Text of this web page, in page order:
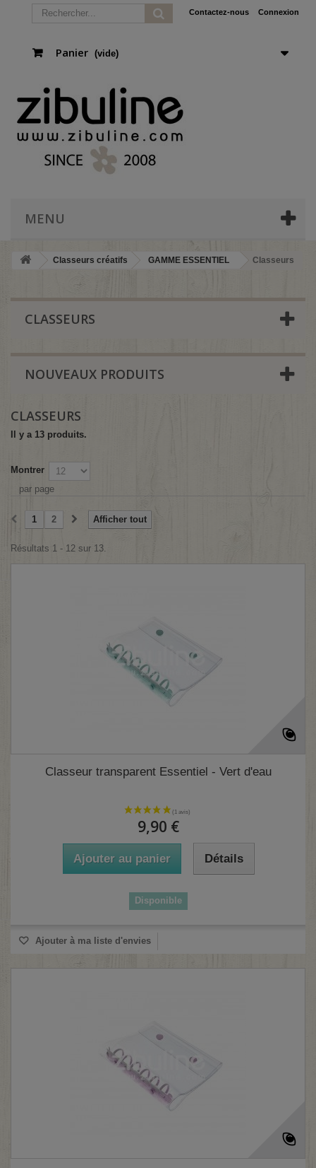
Connexion
Contactez-nous
Panier (vide)
MENU
Classeurs créatifs GAMME ESSENTIEL Classeurs
CLASSEURS
NOUVEAUX PRODUITS
CLASSEURS
Il y a 13 produits.
Montrer
par page
Afficher tout
1 2
Résultats 1 - 12 sur 13.
Classeur transparent Essentiel - Vert d'eau
9,90 €
Ajouter au panier Détails
Disponible
Ajouter à ma liste d'envies